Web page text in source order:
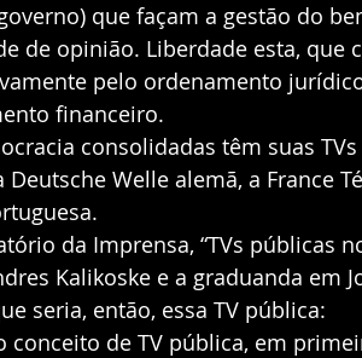
que façam a gestão do
de opinião. Liberdade esta, que
pelo ordenamento
financeiro.
consolidadas têm suas
Welle alemã, a France
da Imprensa, “TVs públicas
Kalikoske e a graduanda em
seria, então, essa TV pública:
de TV pública, em